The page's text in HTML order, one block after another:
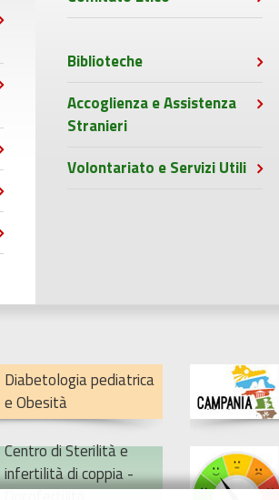
Biblioteche
Accoglienza e Assistenza
Stranieri
Volontariato e Servizi Utili
Diabetologia pediatrica
e Obesità
Centro di Sterilità e
infertilità di coppia -